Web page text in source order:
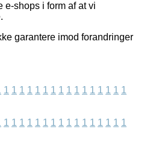
e-shops i form af at vi
garantere imod forandringer
1 1 1 1 1 1 1 1 1 1 1 1 1 1 1 1
1 1 1 1 1 1 1 1 1 1 1 1 1 1 1 1